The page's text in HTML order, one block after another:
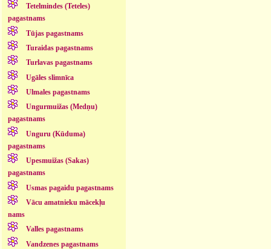
Tetelmindes (Teteles)
pagastnams
Tūjas pagastnams
Turaidas pagastnams
Turlavas pagastnams
Ugāles slimnīca
Ulmales pagastnams
Ungurmuižas (Medņu)
pagastnams
Unguru (Kūduma)
pagastnams
Upesmuižas (Sakas)
pagastnams
Usmas pagaidu pagastnams
Vācu amatnieku mācekļu
nams
Valles pagastnams
Vandzenes pagastnams